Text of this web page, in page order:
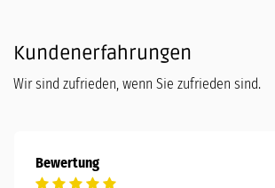
Kundenerfahrungen
Wir sind zufrieden, wenn Sie zufrieden sind.
Bewertung